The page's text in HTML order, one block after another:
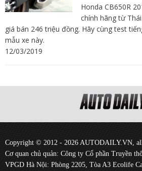
Honda CB650R
chính hãng từ
giá bán 246 triệu đồng. Hãy cùng test
mẫu xe này.
12/03/2019
Copyright © 2012 - 2026 AUTODAILY.VN, all
Cơ quan chủ quản: Công ty Cổ phần Truyền
VPGD Hà Nội: Phòng 2205, Tòa A3 Ecolife